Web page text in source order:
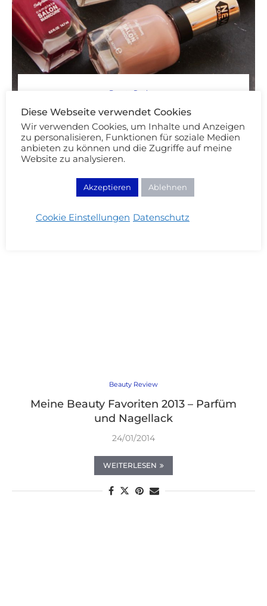
Beauty Review
Von Powerfrauen und starken Nägeln
14/10/2016
WEITERLESEN
Beauty Review
Meine Beauty Favoriten 2013 – Parfüm
und Nagellack
24/01/2014
WEITERLESEN
Diese Webseite verwendet Cookies
Wir verwenden Cookies, um Inhalte und Anzeigen
zu personalisieren, Funktionen für soziale Medien
anbieten zu können und die Zugriffe auf meine
Website zu analysieren.
Akzeptieren Ablehnen
Cookie Einstellungen Datenschutz